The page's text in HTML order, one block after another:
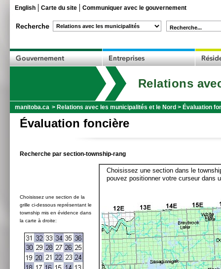
English Carte du site Communiquer avec le gouvernement
Recherche...
Relations
manitoba.ca > Relations avec les municipalités et le Nord > Évaluation
Évaluation foncière
Recherche par section-township-rang
Choisissez une section de la
grille ci-dessous représentant le
township mis en évidence dans
la carte à droite:
Choisissez une section dans le
pouvez positionner votre curseur dans